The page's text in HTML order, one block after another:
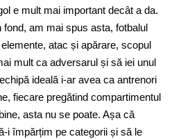
e mult mai important decât a da.
am mai spus asta, fotbalul
atac și apărare, scopul
mult ca adversarul și să iei unul
ideală i-ar avea ca antrenori
fiecare pregătind compartimentul
asta nu se poate. Așa că
i împărțim pe categorii și să le